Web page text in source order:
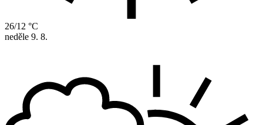
26/12 °C
neděle 9. 8.